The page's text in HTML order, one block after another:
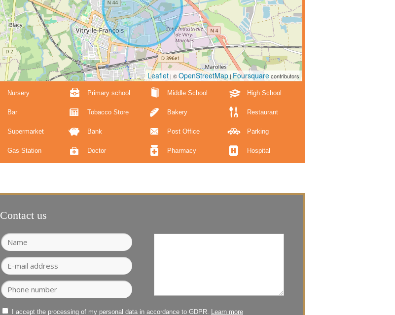
Leaflet | ©OpenStreetMap | Foursquarecontributors
Nursery Primary school Middle School High School
Bar Tobacco Store Bakery Restaurant
Supermarket Bank Post Office Parking
Gas Station Doctor Pharmacy Hospital
Contact us
I accept the processing of my personal data in accordance to GDPR. Learn more